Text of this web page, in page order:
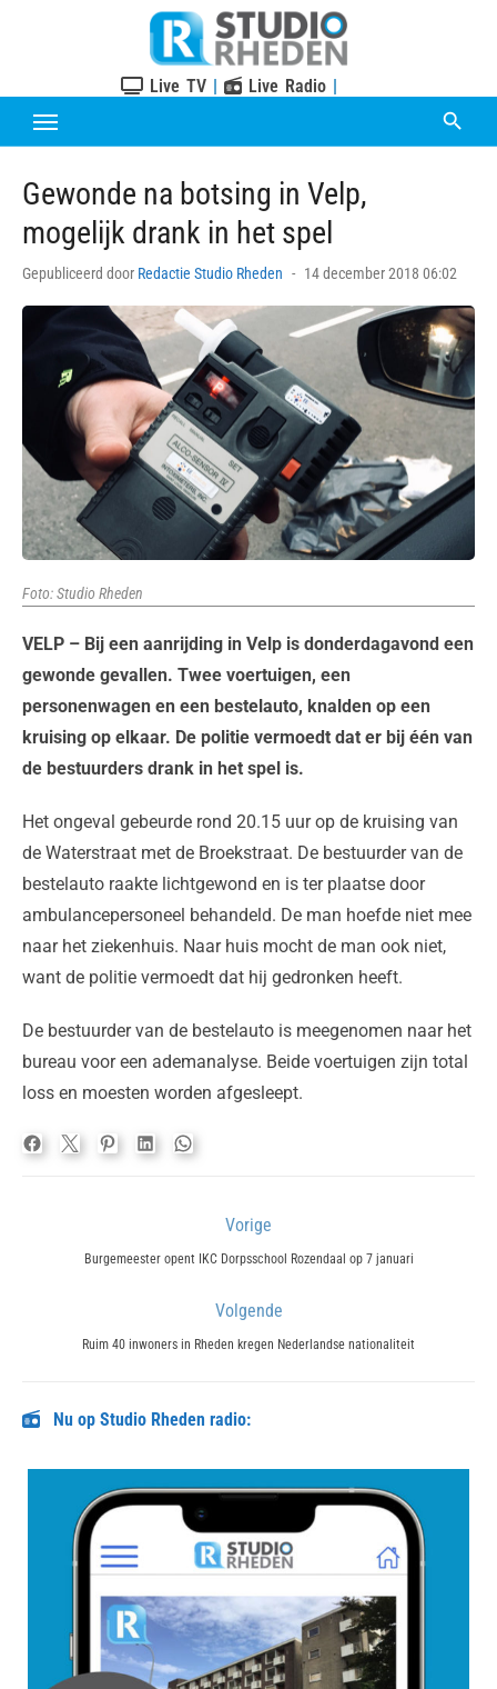
Live TV | Live Radio |
Gewonde na botsing in Velp,
mogelijk drank in het spel
Gepubliceerd door Redactie Studio Rheden
Posted
14 december 2018 06:02
Foto: Studio Rheden
VELP – Bij een aanrijding in Velp is donderdagavond een
gewonde gevallen. Twee voertuigen, een
personenwagen en een bestelauto, knalden op een
kruising op elkaar. De politie vermoedt dat er bij één van
de bestuurders drank in het spel is.
Het ongeval gebeurde rond 20.15 uur op de kruising van
de Waterstraat met de Broekstraat. De bestuurder van de
bestelauto raakte lichtgewond en is ter plaatse door
ambulancepersoneel behandeld. De man hoefde niet mee
naar het ziekenhuis. Naar huis mocht de man ook niet,
want de politie vermoedt dat hij gedronken heeft.
De bestuurder van de bestelauto is meegenomen naar het
bureau voor een ademanalyse. Beide voertuigen zijn total
loss en moesten worden afgesleept.
navigatie
Vorige
Previous
Burgemeester opent IKC Dorpsschool Rozendaal op 7 januari
Volgende
Next
Ruim 40 inwoners in Rheden kregen Nederlandse nationaliteit
Nu op Studio Rheden radio: